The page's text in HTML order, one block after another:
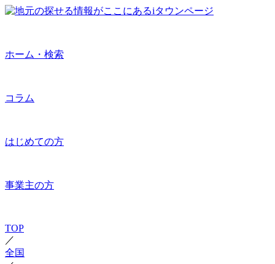
ホーム・検索
コラム
はじめての方
事業主の方
TOP
／
全国